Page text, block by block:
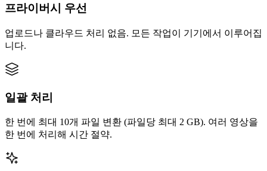
프라이버시 우선
업로드나 클라우드 처리 없음. 모든 작업이 기기에서 이루어집
니다.
일괄 처리
한 번에 최대 10개 파일 변환 (파일당 최대 2 GB). 여러 영상을
한 번에 처리해 시간 절약.